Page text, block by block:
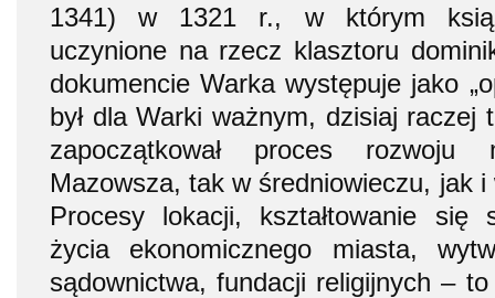
1341) w 1321 r., w którym
uczynione na rzecz klasztoru
dokumencie Warka występuje jako
był dla Warki ważnym, dzisiaj raczej
zapoczątkował proces
Mazowsza, tak w średniowieczu, jak
Procesy lokacji, kształtowanie się
życia ekonomicznego miasta,
sądownictwa, fundacji religijnych –